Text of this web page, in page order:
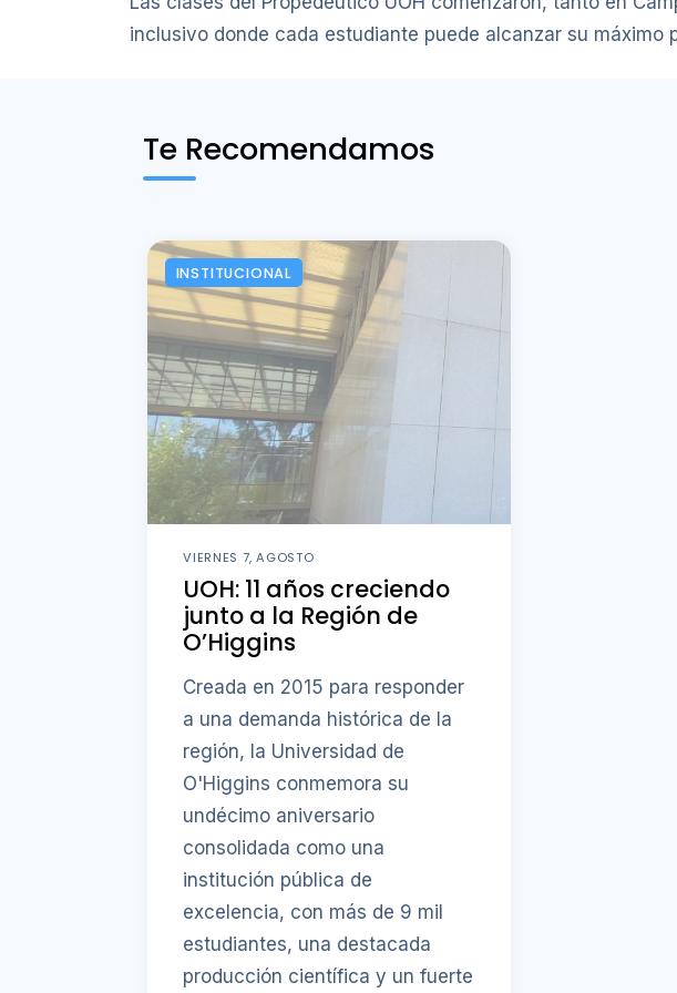
inclusivo donde cada estudiante puede alcanzar su máximo
Te Recomendamos
INSTITUCIONAL
VIERNES 7, AGOSTO
UOH: 11 años creciendo
junto a la Región de
O’Higgins
Creada en 2015 para responder
a una demanda histórica de la
región, la Universidad de
O'Higgins conmemora su
undécimo aniversario
consolidada como una
institución pública de
excelencia, con más de 9 mil
estudiantes, una destacada
producción científica y un fuerte